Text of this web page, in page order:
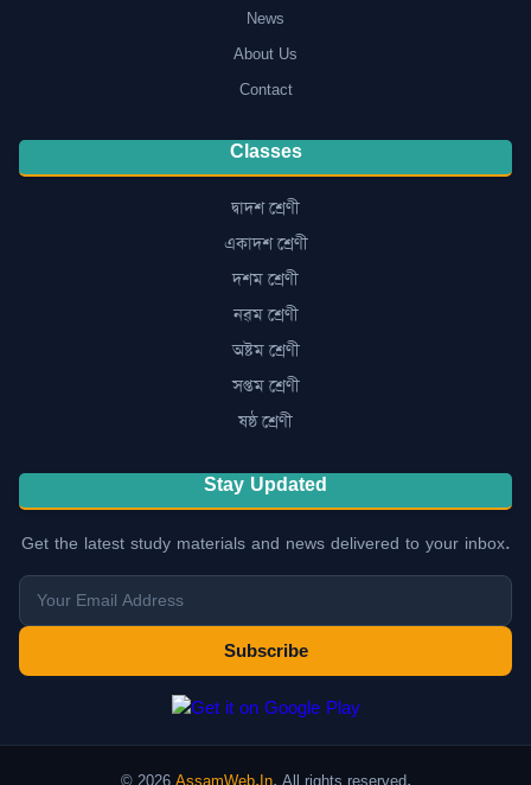
News
About Us
Contact
Classes
দ্বাদশ শ্ৰেণী
একাদশ শ্ৰেণী
দশম শ্ৰেণী
নৱম শ্ৰেণী
অষ্টম শ্ৰেণী
সপ্তম শ্ৰেণী
ষষ্ঠ শ্ৰেণী
Stay Updated
Get the latest study materials and news delivered to your inbox.
Subscribe
© 2026 AssamWeb.In. All rights reserved.